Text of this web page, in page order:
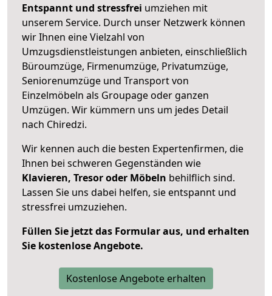
Entspannt und stressfrei umziehen mit
unserem Service. Durch unser Netzwerk können
wir Ihnen eine Vielzahl von
Umzugsdienstleistungen anbieten, einschließlich
Büroumzüge, Firmenumzüge, Privatumzüge,
Seniorenumzüge und Transport von
Einzelmöbeln als Groupage oder ganzen
Umzügen. Wir kümmern uns um jedes Detail
nach Chiredzi.
Wir kennen auch die besten Expertenfirmen, die
Ihnen bei schweren Gegenständen wie
Klavieren, Tresor oder Möbeln behilflich sind.
Lassen Sie uns dabei helfen, sie entspannt und
stressfrei umzuziehen.
Füllen Sie jetzt das Formular aus, und erhalten
Sie kostenlose Angebote.
Kostenlose Angebote erhalten